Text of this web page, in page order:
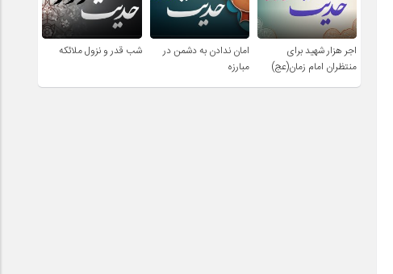
اجر هزار شهید برای
منتظران امام زمان(عج)
امان ندادن به دشمن در
مبارزه
شب قدر و نزول ملائکه